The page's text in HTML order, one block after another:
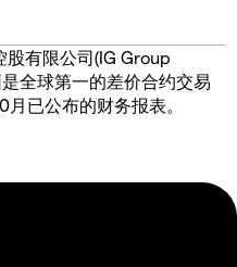
有限公司(IG Group
全球第一的差价合约交易
已公布的财务报表。